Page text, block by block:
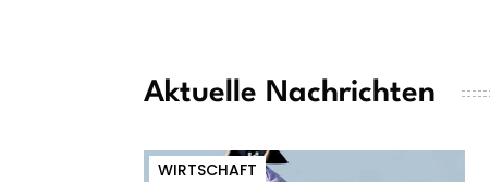
Aktuelle Nachrichten
WIRTSCHAFT